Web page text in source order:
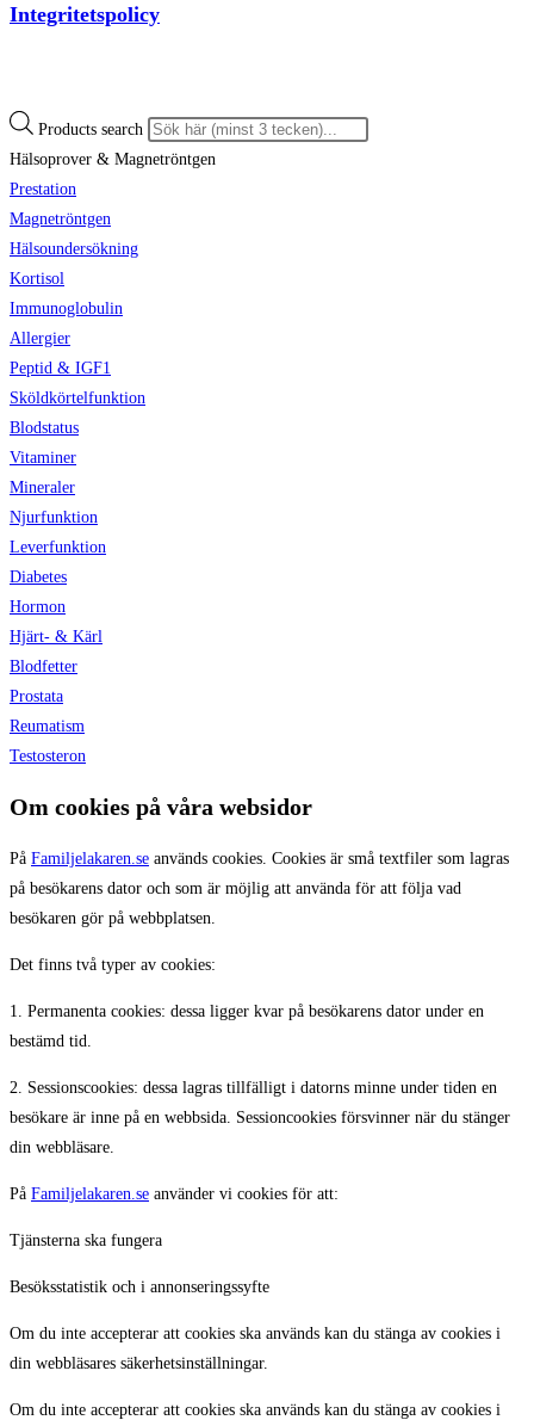
Integritetspolicy
Products search
Hälsoprover & Magnetröntgen
Prestation
Magnetröntgen
Hälsoundersökning
Kortisol
Immunoglobulin
Allergier
Peptid & IGF1
Sköldkörtelfunktion
Blodstatus
Vitaminer
Mineraler
Njurfunktion
Leverfunktion
Diabetes
Hormon
Hjärt- & Kärl
Blodfetter
Prostata
Reumatism
Testosteron
Om cookies på våra websidor
På Familjelakaren.se används cookies. Cookies är små textfiler som lagras
på besökarens dator och som är möjlig att använda för att följa vad
besökaren gör på webbplatsen.
Det finns två typer av cookies:
1. Permanenta cookies: dessa ligger kvar på besökarens dator under en
bestämd tid.
2. Sessionscookies: dessa lagras tillfälligt i datorns minne under tiden en
besökare är inne på en webbsida. Sessioncookies försvinner när du stänger
din webbläsare.
På Familjelakaren.se använder vi cookies för att:
Tjänsterna ska fungera
Besöksstatistik och i annonseringssyfte
Om du inte accepterar att cookies ska används kan du stänga av cookies i
din webbläsares säkerhetsinställningar.
Om du inte accepterar att cookies ska används kan du stänga av cookies i